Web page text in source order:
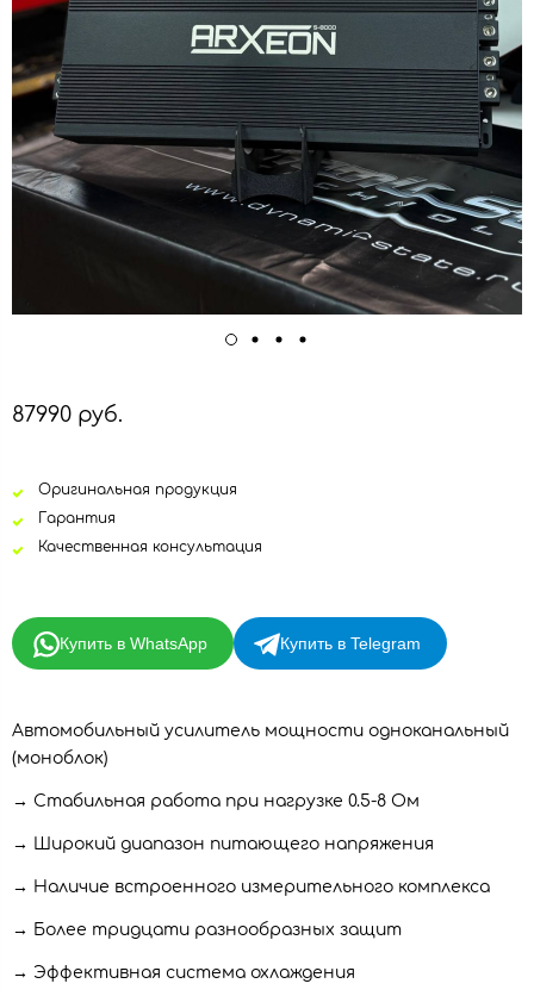
87990 руб.
Оригинальная продукция
Гарантия
Качественная консультация
Купить в WhatsApp Купить в Telegram
Автомобильный усилитель мощности одноканальный
(моноблок)
→ Стабильная работа при нагрузке 0.5-8 Ом
→ Широкий диапазон питающего напряжения
→ Наличие встроенного измерительного комплекса
→ Более тридцати разнообразных защит
→ Эффективная система охлаждения